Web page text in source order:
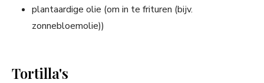
plantaardige olie (om in te frituren (bijv.
zonnebloemolie))
Tortilla's